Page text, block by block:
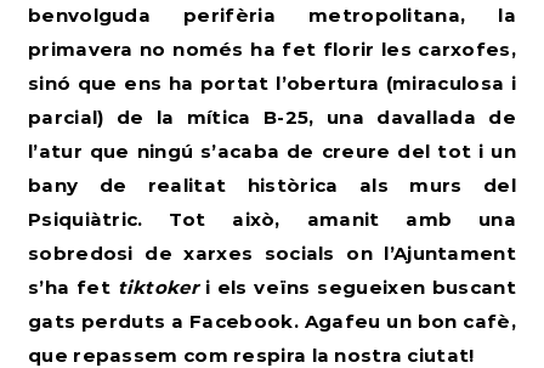
benvolguda perifèria metropolitana, la
primavera no només ha fet florir les carxofes,
sinó que ens ha portat l’obertura (miraculosa i
parcial) de la mítica B-25, una davallada de
l’atur que ningú s’acaba de creure del tot i un
bany de realitat històrica als murs del
Psiquiàtric. Tot això, amanit amb una
sobredosi de xarxes socials on l’Ajuntament
s’ha fet tiktokeri els veïns segueixen buscant
gats perduts a Facebook. Agafeu un bon cafè,
que repassem com respira la nostra ciutat!